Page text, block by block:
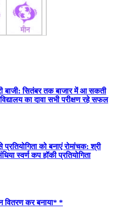
बाजी: सितंबर तक बाजार में आ सकती
का दावा सभी परीक्षण रहे सफल
को बनाएं रोमांचक: श्री
स्वर्ण कप हॉकी प्रतियोगिता
वितरण कर बनाया* *